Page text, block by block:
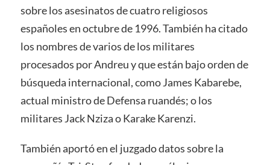
sobre los asesinatos de cuatro religiosos
españoles en octubre de 1996. También ha citado
los nombres de varios de los militares
procesados por Andreu y que están bajo orden de
búsqueda internacional, como James Kabarebe,
actual ministro de Defensa ruandés; o los
militares Jack Nziza o Karake Karenzi.
También aportó en el juzgado datos sobre la